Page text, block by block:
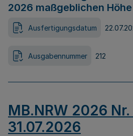
2026 maßgeblichen Höhe
Ausfertigungsdatum
Ausgabennummer 212
MB.NRW 2026 Nr.
31.07.2026